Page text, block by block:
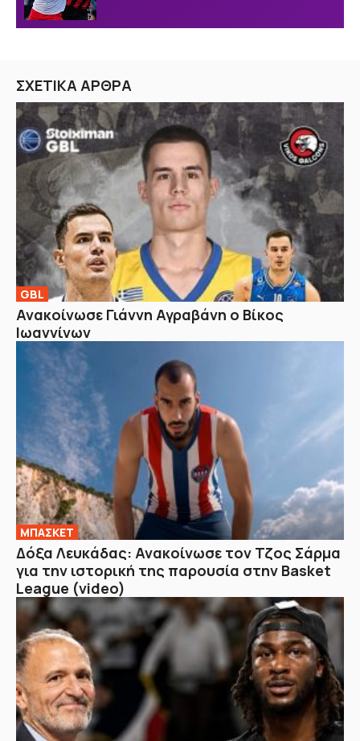
ΣΧΕΤΙΚΑ ΑΡΘΡΑ
GBL
Ανακοίνωσε Γιάννη Αγραβάνη ο Βίκος
Ιωαννίνων
ΜΠΑΣΚΕΤ
Δόξα Λευκάδας: Ανακοίνωσε τον Τζος Σάρμα
για την ιστορική της παρουσία στην Basket
League (video)